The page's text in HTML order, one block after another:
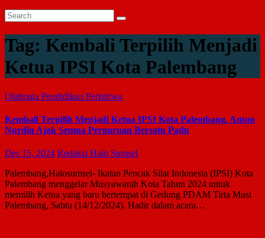
Tag: Kembali Terpilih Menjadi
Ketua IPSI Kota Palembang
Olahraga Pendidikan Perisitiwa
Kembali Terpilih Menjadi Ketua IPSI Kota Palembang, Anton
Nurdin Ajak Semua Perguruan Bersatu Padu
Des 15, 2024 Redaksi Halo Sumsel
Palembang,Halosumsel- Ikatan Pencak Silat Indonesia (IPSI) Kota
Palembang menggelar Musyawarah Kota Tahun 2024 untuk
memilih Ketua yang baru bertempat di Gedung PDAM Tirta Musi
Palembang, Sabtu (14/12/2024). Hadir dalam acara…